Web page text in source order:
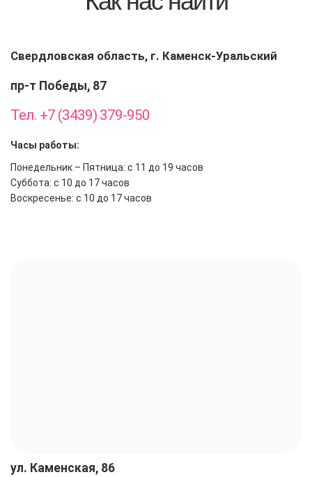
Свердловская область, г. Каменск-Уральский
пр-т Победы, 87
Тел. +7 (3439) 379-950
Часы работы:
Понедельник – Пятница: с 11 до 19 часов
Суббота: с 10 до 17 часов
Воскресенье: с 10 до 17 часов
ул. Каменская, 86